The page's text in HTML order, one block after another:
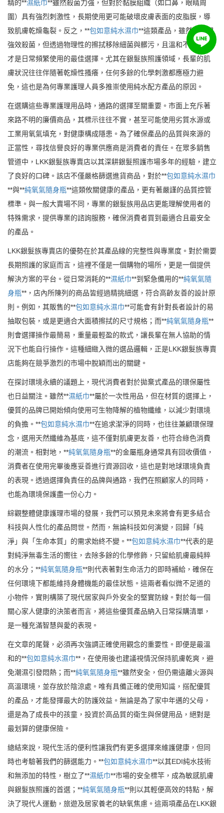
精的**濕紙巾**雖然殺菌力強，但對於黏膜組織（如口鼻，眼睛周
圍）具有強烈刺激性，長期使用更可能破壞皮膚表面的皮脂膜，導
致肌膚乾燥龜裂。反之，**包如意純水濕巾**這類產品，雖然不強調
強效殺菌，但透過物理性的擦拭移除細菌與髒污，且溫和不傷膚，
才是日常頻繁使用的最佳選擇。尤其在銀髮族照護領域，長輩的肌
膚狀況往往伴隨著乾燥性搔癢，任何多餘的化學刺激都應極力避
免，這也是為何專業護理人員多推崇使用純水配方產品的原因。
在選購這些專業護理用品時，通路的選擇至關重要。市面上充斥著
來路不明的廉價商品，其標示往往不實，甚至可能使用劣質水源或
工業用氧氣填充，對健康構成隱患。為了確保產品的品質與來源的
正當性，尋找信譽良好的專業供應商是消費者的責任。在眾多銷售
管道中，LKK銀髮族專賣店以其深耕銀髮照護市場多年的經驗，建立
了良好的口碑。該店不僅嚴格篩選進貨商品，對於**包如意純水濕巾
**與**純氧氣隨身瓶**這類攸關健康的產品，更有著嚴謹的品質控管
標準。與一般大賣場不同，專業的銀髮族用品店更能理解使用者的
特殊需求，提供專業的諮詢服務，確保消費者買到最適合且最安全
的產品。
LKK銀髮族專賣店的優勢在於其產品線的完整性與專業度。對於需要
長期照護的家庭而言，這裡不僅是一個購物的場所，更是一個提供
解決方案的平台。從日常消耗的**濕紙巾**到緊急備用的**純氧氣隨
身瓶**，店內所陳列的商品皆經過精挑細選，符合高齡友善的設計原
則。例如，其販售的**包如意純水濕巾**可能會有針對長者設計的易
抽取包裝，或是更適合大面積擦拭的尺寸規格；而**純氧氣隨身瓶**
則會選擇操作最簡易，重量最輕盈的款式，讓長輩在無人協助的情
況下也能自行操作。這種細緻入微的選品邏輯，正是LKK銀髮族專賣
店能夠在競爭激烈的市場中脫穎而出的關鍵。
在探討環境永續的議題上，現代消費者對於拋棄式產品的環保屬性
也日益關注。雖然**濕紙巾**屬於一次性用品，但在材質的選擇上，
優質的品牌已開始傾向使用可生物降解的植物纖維，以減少對環境
的負擔。**包如意純水濕巾**在追求潔淨的同時，也往往兼顧環保理
念，選用天然纖維為基底，這不僅對肌膚更友善，也符合綠色消費
的潮流。相對地，**純氧氣隨身瓶**的金屬瓶身通常具有回收價值，
消費者在使用完畢後應妥善進行資源回收，這也是對地球環境負責
的表現。透過選擇負責任的品牌與通路，我們在照顧家人的同時，
也能為環境保護盡一份心力。
綜觀整體健康護理市場的發展，我們可以預見未來將會有更多結合
科技與人性化的產品問世。然而，無論科技如何演變，回歸「純
淨」與「生命本質」的需求始終不變。**包如意純水濕巾**代表的是
對純淨無毒生活的嚮往，去除多餘的化學修飾，只留給肌膚最純粹
的水分；**純氧氣隨身瓶**則代表著對生命活力的即時補給，確保在
任何環境下都能維持身體機能的最佳狀態。這兩者看似微不足道的
小物件，實則構築了現代居家與戶外安全的堅實防線。對於每一個
關心家人健康的決策者而言，將這些優質產品納入日常採購清單，
是一種充滿智慧與愛的表現。
在文章的尾聲，必須再次強調正確使用觀念的重要性。即便是最溫
和的**包如意純水濕巾**，在使用後也建議視情況保持肌膚乾爽，避
免潮濕引發悶熱；而**純氧氣隨身瓶**雖然安全，但仍需遠離火源與
高溫環境，並存放於陰涼處。唯有具備正確的使用知識，搭配優質
的產品，才能發揮最大的防護效益。無論是為了家中年邁的父母，
還是為了成長中的孩童，投資於高品質的衛生與保健用品，絕對是
最划算的健康保險。
總結來說，現代生活的便利性讓我們有更多選擇來維護健康，但同
時也考驗著我們的篩選能力。**包如意純水濕巾**以其EDI純水技術
和無添加的特性，樹立了**濕紙巾**市場的安全標竿，成為敏感肌膚
與銀髮族照護的首選；**純氧氣隨身瓶**則以其輕便高效的特點，解
決了現代人運動，旅遊及居家養老的缺氧焦慮。這兩項產品在LKK銀